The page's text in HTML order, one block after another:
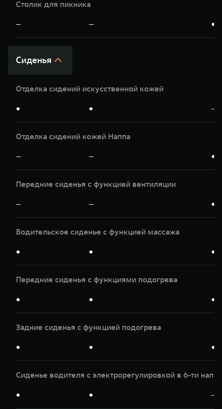
Столик для пикника
— — ●
Сиденья
Отделка сидений искусственной кожей
● ● —
Отделка сидений кожей Наппа
— — ●
Передние сиденья с функцией вентиляции
— — ●
Водительское сиденье с функцией массажа
● ● ●
Передние сиденья с функциями подогрева
● ● ●
Задние сиденья с функцией подогрева
● ● ●
Сиденье водителя с электрорегулировкой в 6-ти
● ● —